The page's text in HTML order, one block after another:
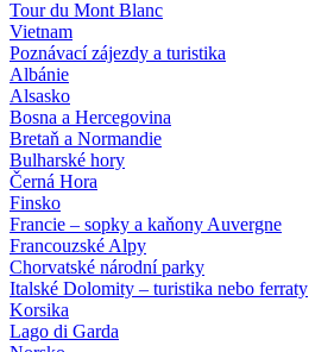
Tour du Mont Blanc
Vietnam
Poznávací zájezdy a turistika
Albánie
Alsasko
Bosna a Hercegovina
Bretaň a Normandie
Bulharské hory
Černá Hora
Finsko
Francie – sopky a kaňony Auvergne
Francouzské Alpy
Chorvatské národní parky
Italské Dolomity – turistika nebo ferraty
Korsika
Lago di Garda